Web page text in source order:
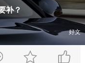
补？
好文